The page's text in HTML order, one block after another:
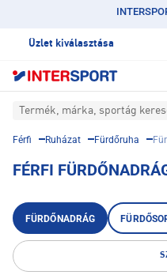
Üzlet kiválasztása
Termék, márka, sportág
Férfi Ruházat Fürdőruha
FÉRFI
FÜRDŐNADRÁG